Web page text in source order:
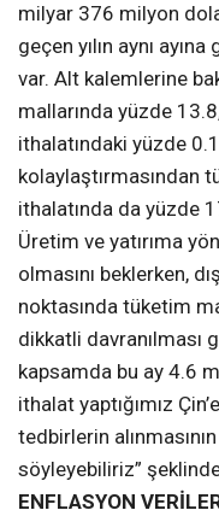
milyar 376 milyon
geçen yılın aynı
var. Alt kalemlerine
mallarında yüzde
ithalatındaki yüzde
kolaylaştırmasından
ithalatında da yüzde
Üretim ve yatırıma
olmasını beklerken,
noktasında tüketim
dikkatli davranılması
kapsamda bu ay 4.6
ithalat yaptığımız
tedbirlerin
söyleyebiliriz”
ENFLASYON